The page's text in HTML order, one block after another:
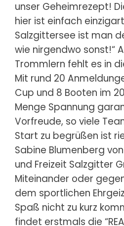
unser Geheimrezept!
hier ist einfach
Salzgittersee ist man
wie nirgendwo sonst!“
Trommlern fehlt es in
Mit rund 20
Cup und 8 Booten im
Menge Spannung
Vorfreude, so viele
Start zu begrüßen ist
Sabine Blumenberg
und Freizeit Salzgitter
Miteinander oder
dem sportlichen
Spaß nicht zu kurz
findet erstmals die